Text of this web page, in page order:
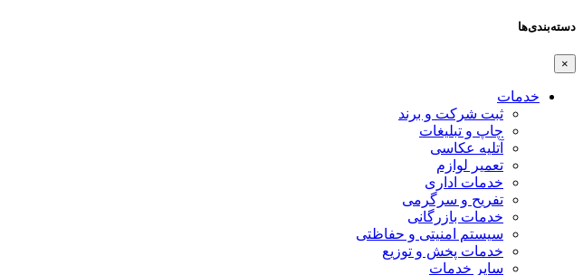
دسته‌بندی‌ها
×
خدمات
ثبت شرکت و برند
چاپ و تبلیغات
آتلیه عکاسی
تعمیر لوازم
خدمات اداری
تفریح و سرگرمی
خدمات بازرگانی
سیستم امنیتی و حفاظتی
خدمات پخش و توزیع
سایر خدمات